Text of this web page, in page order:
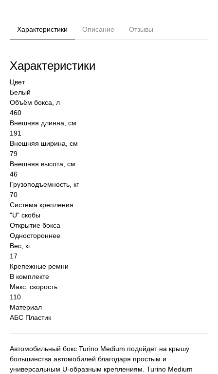
Характеристики Описание Отзывы
Характеристики
Цвет
Белый
Объём бокса, л
460
Внешняя длинна, см
191
Внешняя ширина, см
79
Внешняя высота, см
46
Грузоподъемность, кг
70
Система крепления
"U" скобы
Открытие бокса
Одностороннее
Вес, кг
17
Крепежные ремни
В комплекте
Макс. скорость
110
Материал
АБС Пластик
Автомобильный бокс Turino Medium подойдет на крышу
большинства автомобилей благодаря простым и
универсальным U-образным креплениям. Turino Medium